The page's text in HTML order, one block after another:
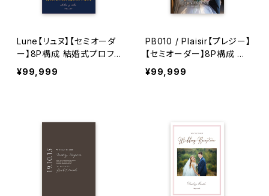
Lune【リュヌ】【セミオーダ
ー】8P構成 結婚式プロフィ
ールブック
¥99,999
PB010 / Plaisir【プレジー】
【セミオーダー】8P構成 結
婚式プロフィールブック
¥99,999